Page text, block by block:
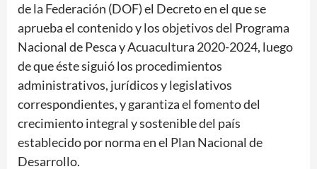
de la Federación (DOF) el Decreto en el que se
aprueba el contenido y los objetivos del Programa
Nacional de Pesca y Acuacultura 2020-2024, luego
de que éste siguió los procedimientos
administrativos, jurídicos y legislativos
correspondientes, y garantiza el fomento del
crecimiento integral y sostenible del país
establecido por norma en el Plan Nacional de
Desarrollo.